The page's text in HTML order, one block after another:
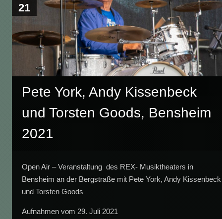
21
Pete York, Andy Kissenbeck
und Torsten Goods, Bensheim
2021
Open Air – Veranstaltung des REX- Musiktheaters in
Bensheim an der Bergstraße mit Pete York, Andy Kissenbeck
und Torsten Goods
Aufnahmen vom 29. Juli 2021